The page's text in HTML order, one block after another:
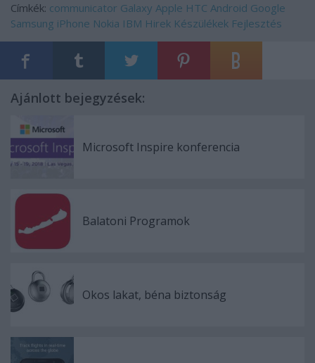
Címkék: communicator Galaxy Apple HTC Android Google
Samsung iPhone Nokia IBM Hirek Készülékek Fejlesztés
Ajánlott bejegyzések:
Microsoft Inspire konferencia
Balatoni Programok
Okos lakat, béna biztonság